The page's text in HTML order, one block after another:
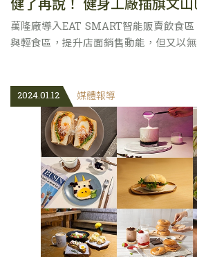
萬隆廠導入EAT SMART智能販賣飲食
與輕食區，提升店面銷售動能，但又以無
2024.01.12 媒體報導